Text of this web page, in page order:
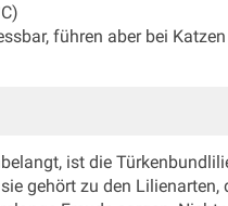
führen aber bei
ist die
gehört zu den